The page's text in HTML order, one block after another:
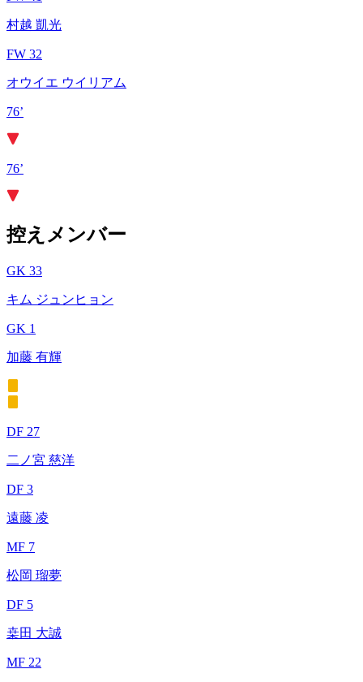
村越 凱光
FW 32
オウイエ ウイリアム
76’
76’
控えメンバー
GK 33
キム ジュンヒョン
GK 1
加藤 有輝
DF 27
二ノ宮 慈洋
DF 3
遠藤 凌
MF 7
松岡 瑠夢
DF 5
桒田 大誠
MF 22